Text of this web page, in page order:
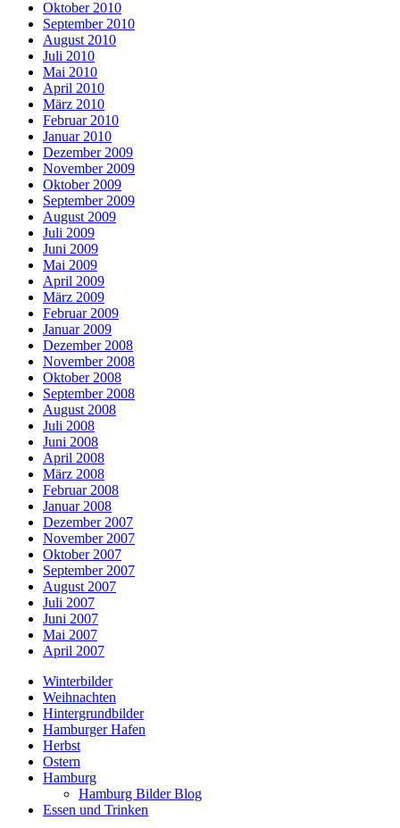
Oktober 2010
September 2010
August 2010
Juli 2010
Mai 2010
April 2010
März 2010
Februar 2010
Januar 2010
Dezember 2009
November 2009
Oktober 2009
September 2009
August 2009
Juli 2009
Juni 2009
Mai 2009
April 2009
März 2009
Februar 2009
Januar 2009
Dezember 2008
November 2008
Oktober 2008
September 2008
August 2008
Juli 2008
Juni 2008
April 2008
März 2008
Februar 2008
Januar 2008
Dezember 2007
November 2007
Oktober 2007
September 2007
August 2007
Juli 2007
Juni 2007
Mai 2007
April 2007
Winterbilder
Weihnachten
Hintergrundbilder
Hamburger Hafen
Herbst
Ostern
Hamburg
Hamburg Bilder Blog
Essen und Trinken